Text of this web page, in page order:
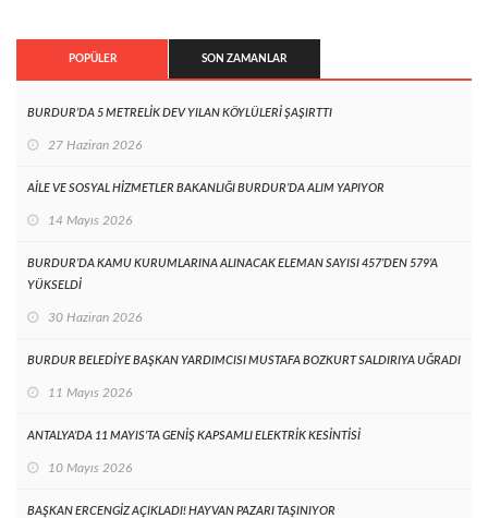
POPÜLER SON ZAMANLAR
BURDUR’DA 5 METRELİK DEV YILAN KÖYLÜLERİ ŞAŞIRTTI
27 Haziran 2026
AİLE VE SOSYAL HİZMETLER BAKANLIĞI BURDUR’DA ALIM YAPIYOR
14 Mayıs 2026
BURDUR’DA KAMU KURUMLARINA ALINACAK ELEMAN SAYISI 457’DEN 579’A
YÜKSELDİ
30 Haziran 2026
BURDUR BELEDİYE BAŞKAN YARDIMCISI MUSTAFA BOZKURT SALDIRIYA UĞRADI
11 Mayıs 2026
ANTALYA’DA 11 MAYIS’TA GENİŞ KAPSAMLI ELEKTRİK KESİNTİSİ
10 Mayıs 2026
BAŞKAN ERCENGİZ AÇIKLADI! HAYVAN PAZARI TAŞINIYOR